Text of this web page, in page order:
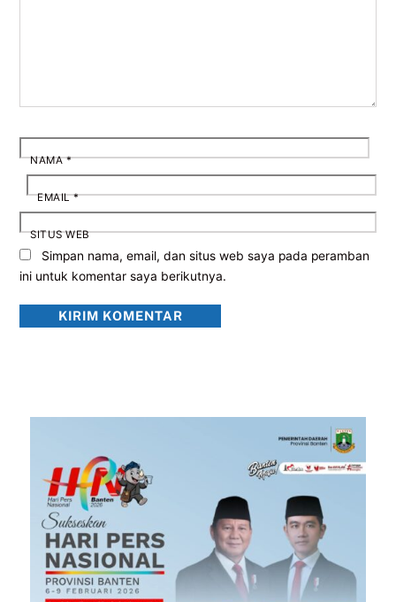
NAMA*
EMAIL*
SITUS WEB
Simpan nama, email, dan situs web saya pada peramban
ini untuk komentar saya berikutnya.